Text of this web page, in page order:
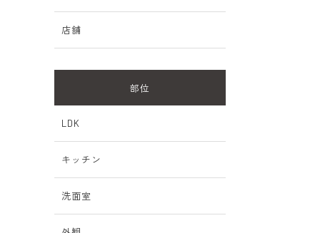
店舗
部位
LDK
キッチン
洗面室